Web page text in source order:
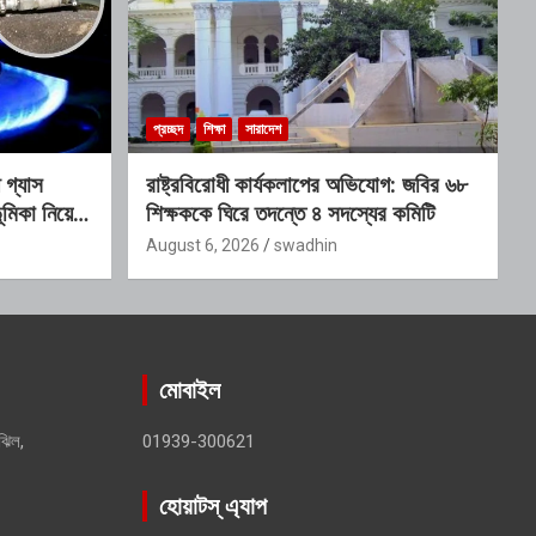
নিয়ে
প্রচ্ছদ শিক্ষা সারাদেশ
রাষ্ট্রবিরোধী কার্যকলাপের অভিযোগ: জবির ৬৮
শিক্ষককে ঘিরে তদন্তে ৪ সদস্যের কমিটি
August 6, 2026 swadhin
মোবাইল
01939-300621
হোয়াটস্ এ্যাপ